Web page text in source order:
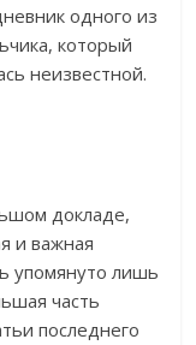
одного из
который
неизвестной.
докладе,
и важная
упомянуто лишь
часть
последнего